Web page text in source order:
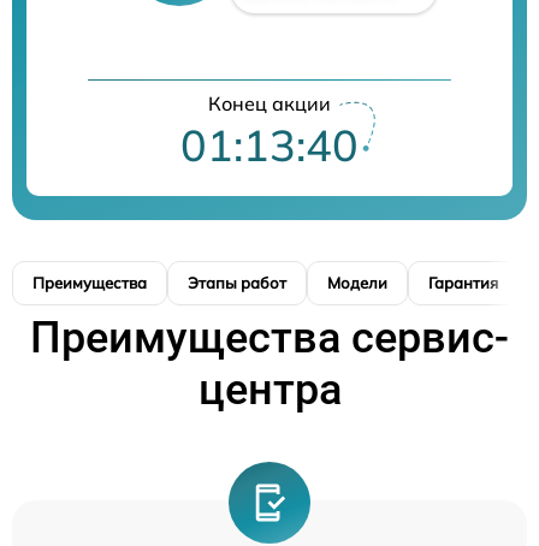
Конец акции
01:13:39
Преимущества Этапы работ Модели Гарантия
Преимущества сервис-
центра